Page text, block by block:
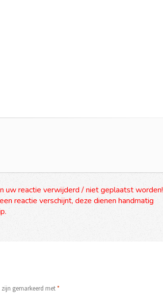
uw reactie verwijderd / niet geplaatst worden!
reactie verschijnt, deze dienen handmatig
zijn gemarkeerd met*